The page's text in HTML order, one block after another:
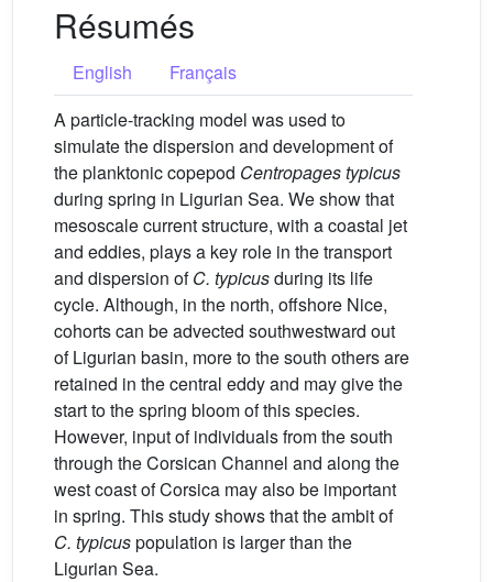
Résumés
English
Français
A particle-tracking model was used to
simulate the dispersion and development of
the planktonic copepod Centropages typicus
during spring in Ligurian Sea. We show that
mesoscale current structure, with a coastal jet
and eddies, plays a key role in the transport
and dispersion ofC. typicusduring its life
cycle. Although, in the north, offshore Nice,
cohorts can be advected southwestward out
of Ligurian basin, more to the south others are
retained in the central eddy and may give the
start to the spring bloom of this species.
However, input of individuals from the south
through the Corsican Channel and along the
west coast of Corsica may also be important
in spring. This study shows that the ambit of
C. typicuspopulation is larger than the
Ligurian Sea.